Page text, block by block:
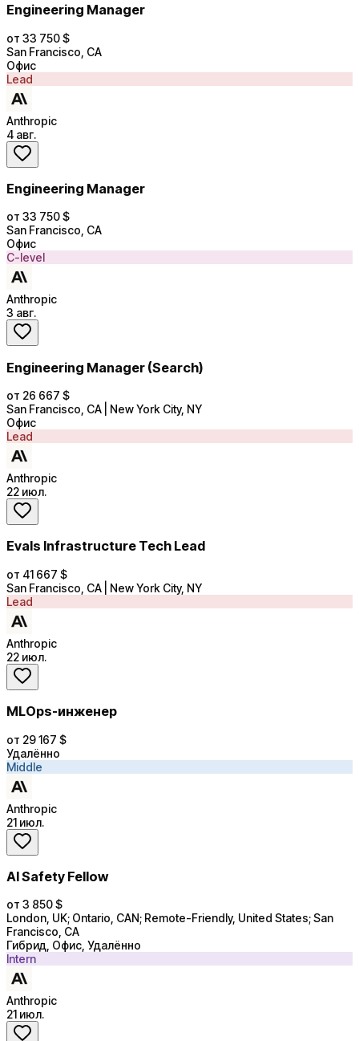
Engineering Manager
от 33 750 $
San Francisco, CA
Офис
Lead
Anthropic
4 авг.
Engineering Manager
от 33 750 $
San Francisco, CA
Офис
C-level
Anthropic
3 авг.
Engineering Manager (Search)
от 26 667 $
San Francisco, CA | New York City, NY
Офис
Lead
Anthropic
22 июл.
Evals Infrastructure Tech Lead
от 41 667 $
San Francisco, CA | New York City, NY
Lead
Anthropic
22 июл.
MLOps-инженер
от 29 167 $
Удалённо
Middle
Anthropic
21 июл.
AI Safety Fellow
от 3 850 $
London, UK; Ontario, CAN; Remote-Friendly, United States; San
Francisco, CA
Гибрид, Офис, Удалённо
Intern
Anthropic
21 июл.